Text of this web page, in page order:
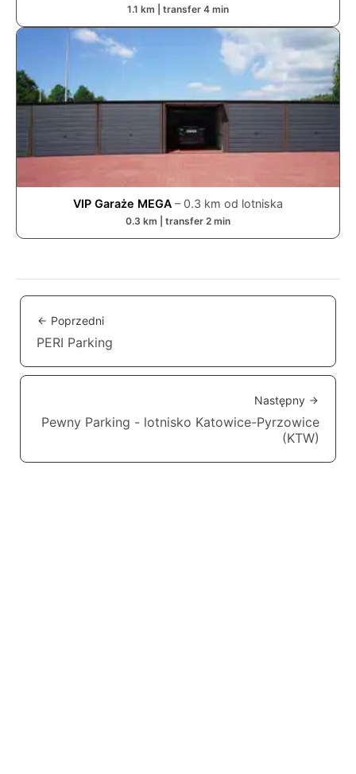
1.1 km | transfer 4 min
VIP Garaże MEGA – 0.3 km od lotniska
0.3 km | transfer 2 min
Poprzedni
PERI Parking
Następny
Pewny Parking - lotnisko Katowice-Pyrzowice
(KTW)